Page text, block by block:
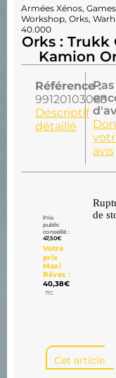
Armées Xénos, Games
Workshop, Orks,
40.000
Orks : Trukk
Kamion
Référence :
99120103083
Descriptif
détaillé
Pas
avis
Prix
public
conseillé :
47,50€
Votre
prix
Maxi
Rêves :
40,38€
TTC
de
Cet article